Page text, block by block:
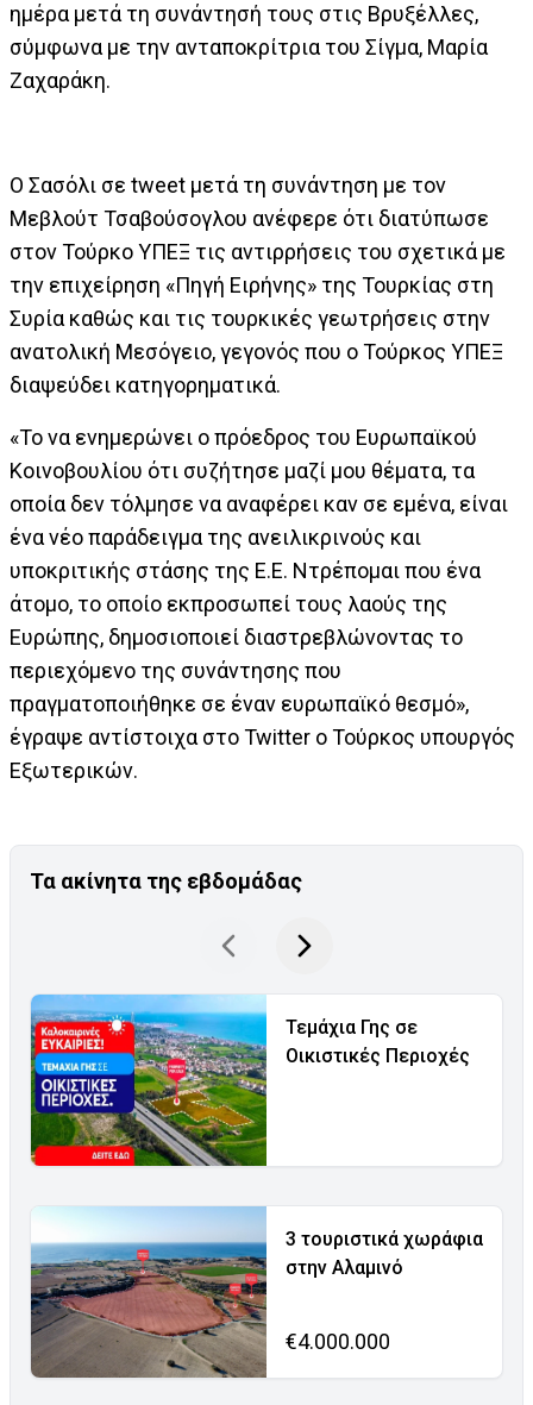
ημέρα μετά τη συνάντησή τους στις Βρυξέλλες,
σύμφωνα με την ανταποκρίτρια του Σίγμα, Μαρία
Ζαχαράκη.
Ο Σασόλι σε tweet μετά τη συνάντηση με τον
Μεβλούτ Τσαβούσογλου ανέφερε ότι διατύπωσε
στον Τούρκο ΥΠΕΞ τις αντιρρήσεις του σχετικά με
την επιχείρηση «Πηγή Ειρήνης» της Τουρκίας στη
Συρία καθώς και τις τουρκικές γεωτρήσεις στην
ανατολική Μεσόγειο, γεγονός που ο Τούρκος ΥΠΕΞ
διαψεύδει κατηγορηματικά.
«Το να ενημερώνει ο πρόεδρος του Ευρωπαϊκού
Κοινοβουλίου ότι συζήτησε μαζί μου θέματα, τα
οποία δεν τόλμησε να αναφέρει καν σε εμένα, είναι
ένα νέο παράδειγμα της ανειλικρινούς και
υποκριτικής στάσης της Ε.Ε. Ντρέπομαι που ένα
άτομο, το οποίο εκπροσωπεί τους λαούς της
Ευρώπης, δημοσιοποιεί διαστρεβλώνοντας το
περιεχόμενο της συνάντησης που
πραγματοποιήθηκε σε έναν ευρωπαϊκό θεσμό»,
έγραψε αντίστοιχα στο Twitter ο Τούρκος υπουργός
Εξωτερικών.
Τα ακίνητα της εβδομάδας
Τεμάχια Γης σε
Οικιστικές Περιοχές
3 τουριστικά χωράφια
στην Αλαμινό
€4.000.000